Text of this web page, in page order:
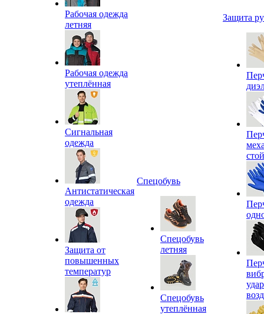
Рабочая одежда
летняя
Рабочая одежда
утеплённая
Сигнальная
одежда
Антистатическая
одежда
Защита от
повышенных
температур
Спецобувь
Спецобувь
летняя
Спецобувь
утеплённая
Защита